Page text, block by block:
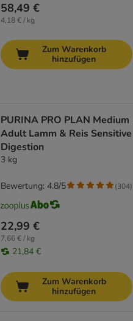
58,49 €
4,18 € / kg
Zum Warenkorb
hinzufügen
PURINA PRO PLAN Medium
Adult Lamm & Reis Sensitive
Digestion
3 kg
22,99 €
7,66 € / kg
21,84 €
Bewertung: 4.8/5 (304)
Zum Warenkorb
hinzufügen